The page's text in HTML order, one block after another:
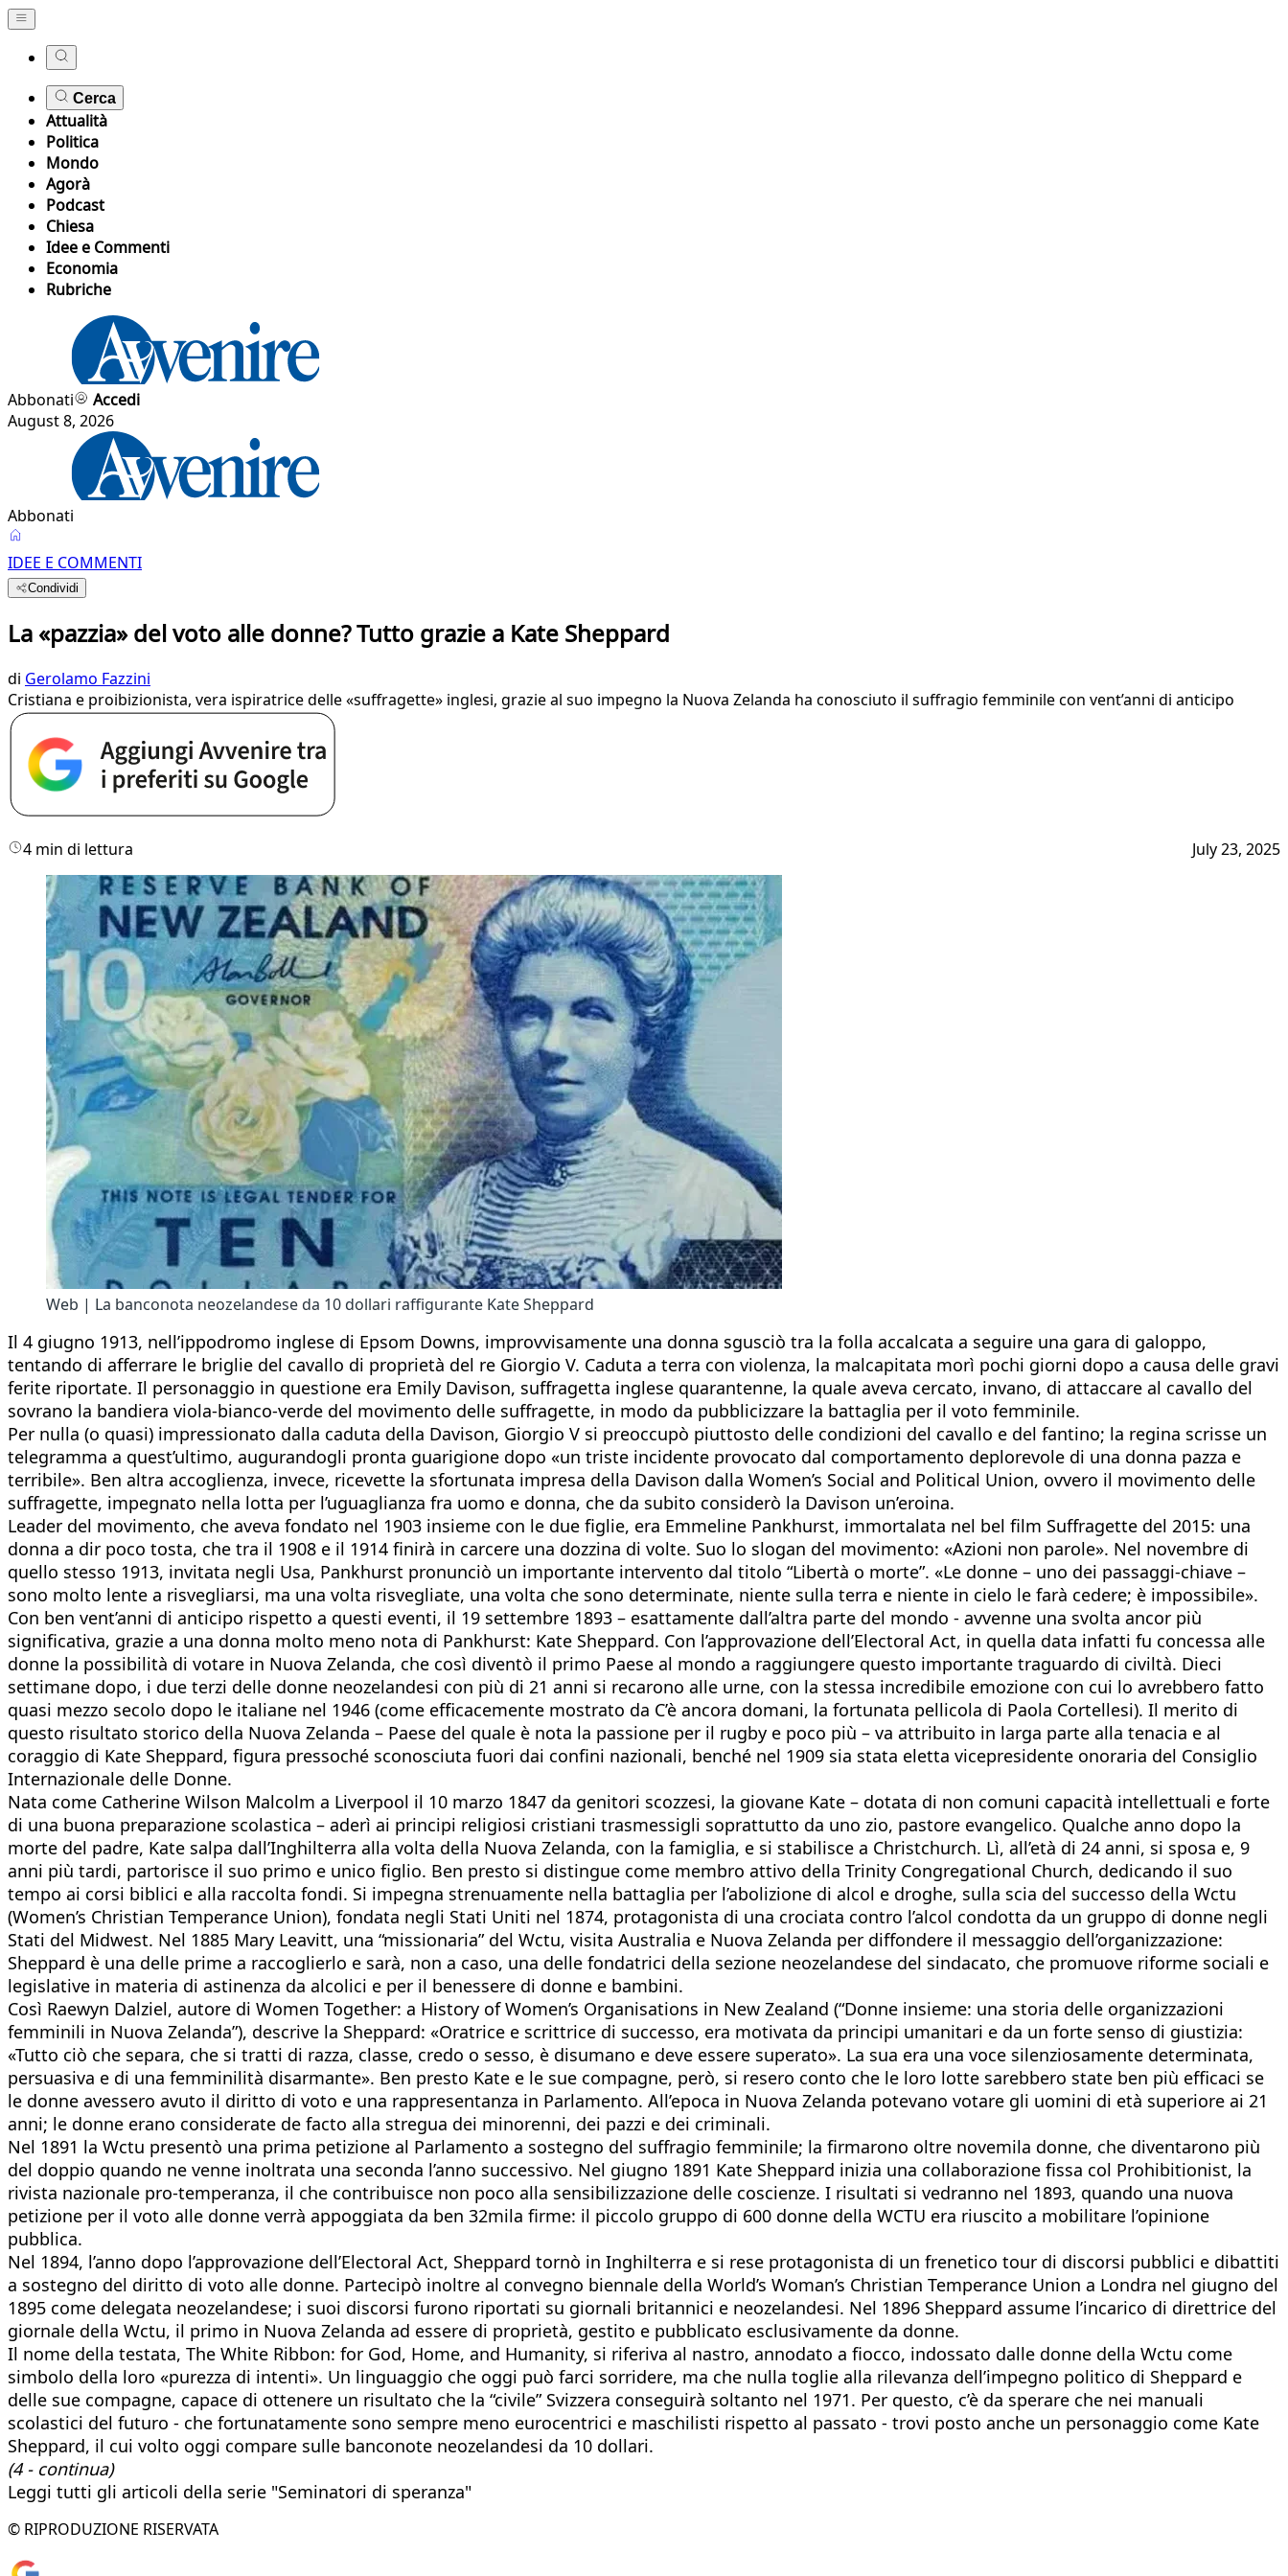
Cerca
Attualità
Politica
Mondo
Agorà
Podcast
Chiesa
Idee e Commenti
Economia
Rubriche
Abbonati
Accedi
August 8, 2026
Abbonati
IDEE E COMMENTI
Condividi
La «pazzia» del voto alle donne? Tutto grazie a Kate Sheppard
di Gerolamo Fazzini
Cristiana e proibizionista, vera ispiratrice delle «suffragette» inglesi, grazie al suo impegno la Nuova Zelanda ha conosciuto il suffragio femminile con vent’anni di anticipo
4 min di lettura July 23, 2025
Web | La banconota neozelandese da 10 dollari raffigurante Kate Sheppard
Il 4 giugno 1913, nell’ippodromo inglese di Epsom Downs, improvvisamente una donna sgusciò tra la folla accalcata a seguire una gara di galoppo,
tentando di afferrare le briglie del cavallo di proprietà del re Giorgio V. Caduta a terra con violenza, la malcapitata morì pochi giorni dopo a causa delle gravi
ferite riportate. Il personaggio in questione era Emily Davison, suffragetta inglese quarantenne, la quale aveva cercato, invano, di attaccare al cavallo del
sovrano la bandiera viola-bianco-verde del movimento delle suffragette, in modo da pubblicizzare la battaglia per il voto femminile.
Per nulla (o quasi) impressionato dalla caduta della Davison, Giorgio V si preoccupò piuttosto delle condizioni del cavallo e del fantino; la regina scrisse un
telegramma a quest’ultimo, augurandogli pronta guarigione dopo «un triste incidente provocato dal comportamento deplorevole di una donna pazza e
terribile». Ben altra accoglienza, invece, ricevette la sfortunata impresa della Davison dalla Women’s Social and Political Union, ovvero il movimento delle
suffragette, impegnato nella lotta per l’uguaglianza fra uomo e donna, che da subito considerò la Davison un’eroina.
Leader del movimento, che aveva fondato nel 1903 insieme con le due figlie, era Emmeline Pankhurst, immortalata nel bel film Suffragette del 2015: una
donna a dir poco tosta, che tra il 1908 e il 1914 finirà in carcere una dozzina di volte. Suo lo slogan del movimento: «Azioni non parole». Nel novembre di
quello stesso 1913, invitata negli Usa, Pankhurst pronunciò un importante intervento dal titolo “Libertà o morte”. «Le donne – uno dei passaggi-chiave –
sono molto lente a risvegliarsi, ma una volta risvegliate, una volta che sono determinate, niente sulla terra e niente in cielo le farà cedere; è impossibile».
Con ben vent’anni di anticipo rispetto a questi eventi, il 19 settembre 1893 – esattamente dall’altra parte del mondo - avvenne una svolta ancor più
significativa, grazie a una donna molto meno nota di Pankhurst: Kate Sheppard. Con l’approvazione dell’Electoral Act, in quella data infatti fu concessa alle
donne la possibilità di votare in Nuova Zelanda, che così diventò il primo Paese al mondo a raggiungere questo importante traguardo di civiltà. Dieci
settimane dopo, i due terzi delle donne neozelandesi con più di 21 anni si recarono alle urne, con la stessa incredibile emozione con cui lo avrebbero fatto
quasi mezzo secolo dopo le italiane nel 1946 (come efficacemente mostrato da C’è ancora domani, la fortunata pellicola di Paola Cortellesi). Il merito di
questo risultato storico della Nuova Zelanda – Paese del quale è nota la passione per il rugby e poco più – va attribuito in larga parte alla tenacia e al
coraggio di Kate Sheppard, figura pressoché sconosciuta fuori dai confini nazionali, benché nel 1909 sia stata eletta vicepresidente onoraria del Consiglio
Internazionale delle Donne.
Nata come Catherine Wilson Malcolm a Liverpool il 10 marzo 1847 da genitori scozzesi, la giovane Kate – dotata di non comuni capacità intellettuali e forte
di una buona preparazione scolastica – aderì ai principi religiosi cristiani trasmessigli soprattutto da uno zio, pastore evangelico. Qualche anno dopo la
morte del padre, Kate salpa dall’Inghilterra alla volta della Nuova Zelanda, con la famiglia, e si stabilisce a Christchurch. Lì, all’età di 24 anni, si sposa e, 9
anni più tardi, partorisce il suo primo e unico figlio. Ben presto si distingue come membro attivo della Trinity Congregational Church, dedicando il suo
tempo ai corsi biblici e alla raccolta fondi. Si impegna strenuamente nella battaglia per l’abolizione di alcol e droghe, sulla scia del successo della Wctu
(Women’s Christian Temperance Union), fondata negli Stati Uniti nel 1874, protagonista di una crociata contro l’alcol condotta da un gruppo di donne negli
Stati del Midwest. Nel 1885 Mary Leavitt, una “missionaria” del Wctu, visita Australia e Nuova Zelanda per diffondere il messaggio dell’organizzazione:
Sheppard è una delle prime a raccoglierlo e sarà, non a caso, una delle fondatrici della sezione neozelandese del sindacato, che promuove riforme sociali e
legislative in materia di astinenza da alcolici e per il benessere di donne e bambini.
Così Raewyn Dalziel, autore di Women Together: a History of Women’s Organisations in New Zealand (“Donne insieme: una storia delle organizzazioni
femminili in Nuova Zelanda”), descrive la Sheppard: «Oratrice e scrittrice di successo, era motivata da principi umanitari e da un forte senso di giustizia:
«Tutto ciò che separa, che si tratti di razza, classe, credo o sesso, è disumano e deve essere superato». La sua era una voce silenziosamente determinata,
persuasiva e di una femminilità disarmante». Ben presto Kate e le sue compagne, però, si resero conto che le loro lotte sarebbero state ben più efficaci se
le donne avessero avuto il diritto di voto e una rappresentanza in Parlamento. All’epoca in Nuova Zelanda potevano votare gli uomini di età superiore ai 21
anni; le donne erano considerate de facto alla stregua dei minorenni, dei pazzi e dei criminali.
Nel 1891 la Wctu presentò una prima petizione al Parlamento a sostegno del suffragio femminile; la firmarono oltre novemila donne, che diventarono più
del doppio quando ne venne inoltrata una seconda l’anno successivo. Nel giugno 1891 Kate Sheppard inizia una collaborazione fissa col Prohibitionist, la
rivista nazionale pro-temperanza, il che contribuisce non poco alla sensibilizzazione delle coscienze. I risultati si vedranno nel 1893, quando una nuova
petizione per il voto alle donne verrà appoggiata da ben 32mila firme: il piccolo gruppo di 600 donne della WCTU era riuscito a mobilitare l’opinione
pubblica.
Nel 1894, l’anno dopo l’approvazione dell’Electoral Act, Sheppard tornò in Inghilterra e si rese protagonista di un frenetico tour di discorsi pubblici e dibattiti
a sostegno del diritto di voto alle donne. Partecipò inoltre al convegno biennale della World’s Woman’s Christian Temperance Union a Londra nel giugno del
1895 come delegata neozelandese; i suoi discorsi furono riportati su giornali britannici e neozelandesi. Nel 1896 Sheppard assume l’incarico di direttrice del
giornale della Wctu, il primo in Nuova Zelanda ad essere di proprietà, gestito e pubblicato esclusivamente da donne.
Il nome della testata, The White Ribbon: for God, Home, and Humanity, si riferiva al nastro, annodato a fiocco, indossato dalle donne della Wctu come
simbolo della loro «purezza di intenti». Un linguaggio che oggi può farci sorridere, ma che nulla toglie alla rilevanza dell’impegno politico di Sheppard e
delle sue compagne, capace di ottenere un risultato che la “civile” Svizzera conseguirà soltanto nel 1971. Per questo, c’è da sperare che nei manuali
scolastici del futuro - che fortunatamente sono sempre meno eurocentrici e maschilisti rispetto al passato - trovi posto anche un personaggio come Kate
Sheppard, il cui volto oggi compare sulle banconote neozelandesi da 10 dollari.
(4 - continua)
Leggi tutti gli articoli della serie "Seminatori di speranza"
© RIPRODUZIONE RISERVATA